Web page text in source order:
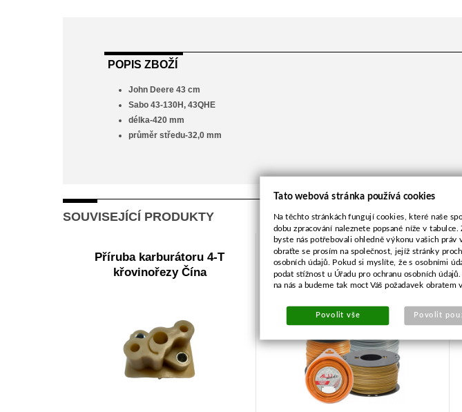
POPIS ZBOŽÍ
John Deere 43 cm
Sabo 43-130H, 43QHE
délka-420 mm
průměr středu-32,0 mm
SOUVISEJÍCÍ PRODUKTY
Příruba karburátoru 4-T
křovinořezy Čína
ALU-struna 2,4mm-90m kulatá
Tato webová stránka používá cookies
Na těchto stránkách fungují cookies, které naše
dobu zpracování naleznete popsané níže v
byste nás potřebovali ohledně výkonu vašich
obraťte se prosím na společnost, jejíž stránky
osobních údajů. Pokud si myslíte, že s osobními
podat stížnost u Úřadu pro ochranu osobních
na nás a budeme tak moct Váš požadavek obratem
Povolit vše Povolit